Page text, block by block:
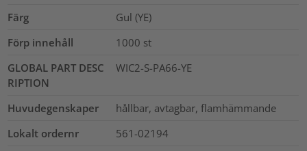
Färg
Gul (YE)
Förp innehåll
1000 st
GLOBAL PART DESC
RIPTION
WIC2-S-PA66-YE
Huvudegenskaper
hållbar, avtagbar, flamhämmande
Lokalt ordernr
561-02194